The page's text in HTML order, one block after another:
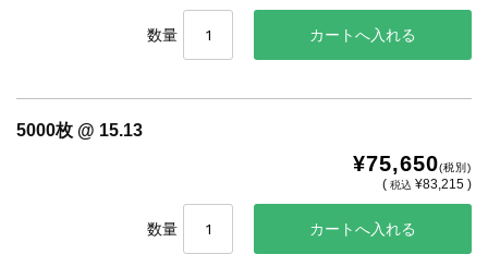
数量
5000枚 @ 15.13
¥75,650(税別)
(税込 ¥83,215 )
数量